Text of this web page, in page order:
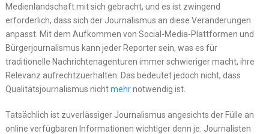
Medienlandschaft mit sich gebracht, und es ist zwingend
erforderlich, dass sich der Journalismus an diese Veränderungen
anpasst. Mit dem Aufkommen von Social-Media-Plattformen und
Bürgerjournalismus kann jeder Reporter sein, was es für
traditionelle Nachrichtenagenturen immer schwieriger macht, ihre
Relevanz aufrechtzuerhalten. Das bedeutet jedoch nicht, dass
Qualitätsjournalismus nichtmehrnotwendig ist.
Tatsächlich ist zuverlässiger Journalismus angesichts der Fülle an
online verfügbaren Informationen wichtiger denn je. Journalisten